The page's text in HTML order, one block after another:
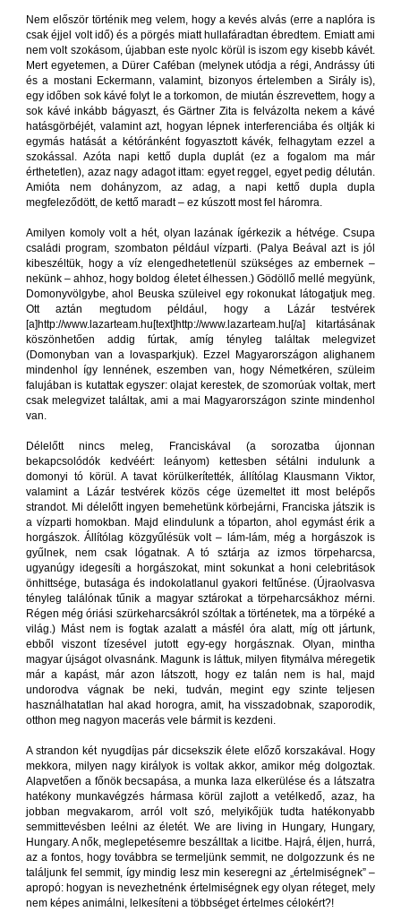
Nem először történik meg velem, hogy a kevés alvás (erre a naplóra is
csak éjjel volt idő) és a pörgés miatt hullafáradtan ébredtem. Emiatt ami
nem volt szokásom, újabban este nyolc körül is iszom egy kisebb kávét.
Mert egyetemen, a Dürer Caféban (melynek utódja a régi, Andrássy úti
és a mostani Eckermann, valamint, bizonyos értelemben a Sirály is),
egy időben sok kávé folyt le a torkomon, de miután észrevettem, hogy a
sok kávé inkább bágyaszt, és Gärtner Zita is felvázolta nekem a kávé
hatásgörbéjét, valamint azt, hogyan lépnek interferenciába és oltják ki
egymás hatását a kétóránként fogyasztott kávék, felhagytam ezzel a
szokással. Azóta napi kettő dupla duplát (ez a fogalom ma már
érthetetlen), azaz nagy adagot ittam: egyet reggel, egyet pedig délután.
Amióta nem dohányzom, az adag, a napi kettő dupla dupla
megfeleződött, de kettő maradt – ez kúszott most fel háromra.
Amilyen komoly volt a hét, olyan lazának ígérkezik a hétvége. Csupa
családi program, szombaton például vízparti. (Palya Beával azt is jól
kibeszéltük, hogy a víz elengedhetetlenül szükséges az embernek –
nekünk – ahhoz, hogy boldog életet élhessen.) Gödöllő mellé megyünk,
Domonyvölgybe, ahol Beuska szüleivel egy rokonukat látogatjuk meg.
Ott aztán megtudom például, hogy a Lázár testvérek
[a]http://www.lazarteam.hu[text]http://www.lazarteam.hu[/a] kitartásának
köszönhetően addig fúrtak, amíg tényleg találtak melegvizet
(Domonyban van a lovasparkjuk). Ezzel Magyarországon alighanem
mindenhol így lennének, eszemben van, hogy Németkéren, szüleim
falujában is kutattak egyszer: olajat kerestek, de szomorúak voltak, mert
csak melegvizet találtak, ami a mai Magyarországon szinte mindenhol
van.
Délelőtt nincs meleg, Franciskával (a sorozatba újonnan
bekapcsolódók kedvéért: leányom) kettesben sétálni indulunk a
domonyi tó körül. A tavat körülkerítették, állítólag Klausmann Viktor,
valamint a Lázár testvérek közös cége üzemeltet itt most belépős
strandot. Mi délelőtt ingyen bemehetünk körbejárni, Franciska játszik is
a vízparti homokban. Majd elindulunk a tóparton, ahol egymást érik a
horgászok. Állítólag közgyűlésük volt – lám-lám, még a horgászok is
gyűlnek, nem csak lógatnak. A tó sztárja az izmos törpeharcsa,
ugyanúgy idegesíti a horgászokat, mint sokunkat a honi celebritások
önhittsége, butasága és indokolatlanul gyakori feltűnése. (Újraolvasva
tényleg találónak tűnik a magyar sztárokat a törpeharcsákhoz mérni.
Régen még óriási szürkeharcsákról szóltak a történetek, ma a törpéké a
világ.) Mást nem is fogtak azalatt a másfél óra alatt, míg ott jártunk,
ebből viszont tízesével jutott egy-egy horgásznak. Olyan, mintha
magyar újságot olvasnánk. Magunk is láttuk, milyen fitymálva méregetik
már a kapást, már azon látszott, hogy ez talán nem is hal, majd
undorodva vágnak be neki, tudván, megint egy szinte teljesen
használhatatlan hal akad horogra, amit, ha visszadobnak, szaporodik,
otthon meg nagyon macerás vele bármit is kezdeni.
A strandon két nyugdíjas pár dicsekszik élete előző korszakával. Hogy
mekkora, milyen nagy királyok is voltak akkor, amikor még dolgoztak.
Alapvetően a főnök becsapása, a munka laza elkerülése és a látszatra
hatékony munkavégzés hármasa körül zajlott a vetélkedő, azaz, ha
jobban megvakarom, arról volt szó, melyikőjük tudta hatékonyabb
semmittevésben leélni az életét. We are living in Hungary, Hungary,
Hungary. A nők, meglepetésemre beszálltak a licitbe. Hajrá, éljen, hurrá,
az a fontos, hogy továbbra se termeljünk semmit, ne dolgozzunk és ne
találjunk fel semmit, így mindig lesz min keseregni az „értelmiségnek” –
apropó: hogyan is nevezhetnénk értelmiségnek egy olyan réteget, mely
nem képes animálni, lelkesíteni a többséget értelmes célokért?!